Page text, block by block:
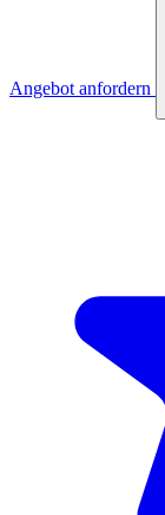
Angebot anfordern